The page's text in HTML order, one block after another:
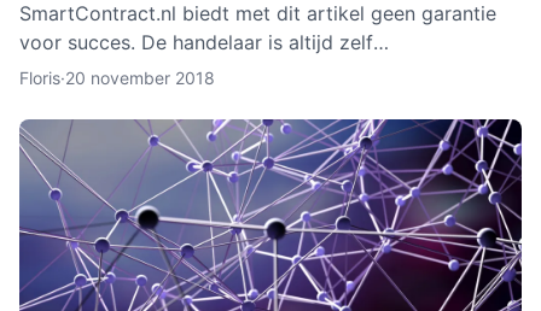
SmartContract.nl biedt met dit artikel geen garantie
voor succes. De handelaar is altijd zelf
verantwoordelijk voor zijn of haar munten. Het is
Floris·20 november 2018